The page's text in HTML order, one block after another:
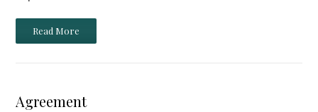
Read More
Agreement